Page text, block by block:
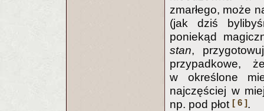
zmarłego, może
(jak dziś
poniekąd
stan,
przypadkowe,
w określone
najczęściej w
np. pod płot [ 6 ].